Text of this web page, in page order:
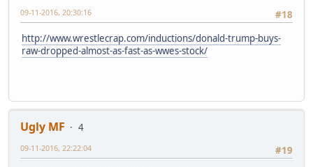
#18
09-11-2016, 20:30:16
http://www.wrestlecrap.com/inductions/donald-trump-buys-
raw-dropped-almost-as-fast-as-wwes-stock/
Ugly MF
4
#19
09-11-2016, 22:22:04